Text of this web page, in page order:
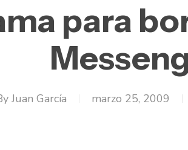
para
Juan García marzo 25, 2009